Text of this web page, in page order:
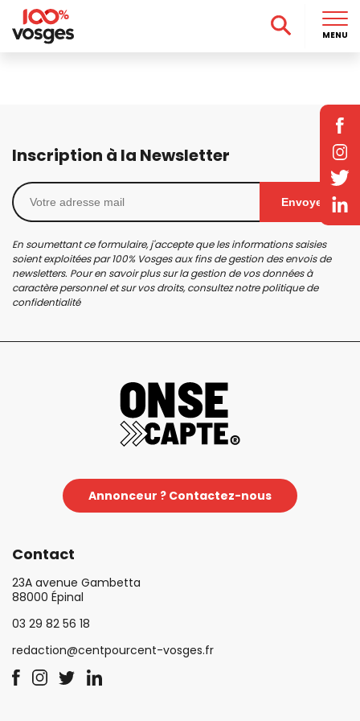
Inscription à la Newsletter
Envoyer
En soumettant ce formulaire, j'accepte que les informations saisies
soient exploitées par 100% Vosges aux fins de gestion des envois de
newsletters. Pour en savoir plus sur la gestion de vos données à
caractère personnel et sur vos droits, consultez notrepolitique de
confidentialité
Annonceur ? Contactez-nous
Contact
23A avenue Gambetta
88000 Épinal
03 29 82 56 18
redaction@centpourcent-vosges.fr
MENU